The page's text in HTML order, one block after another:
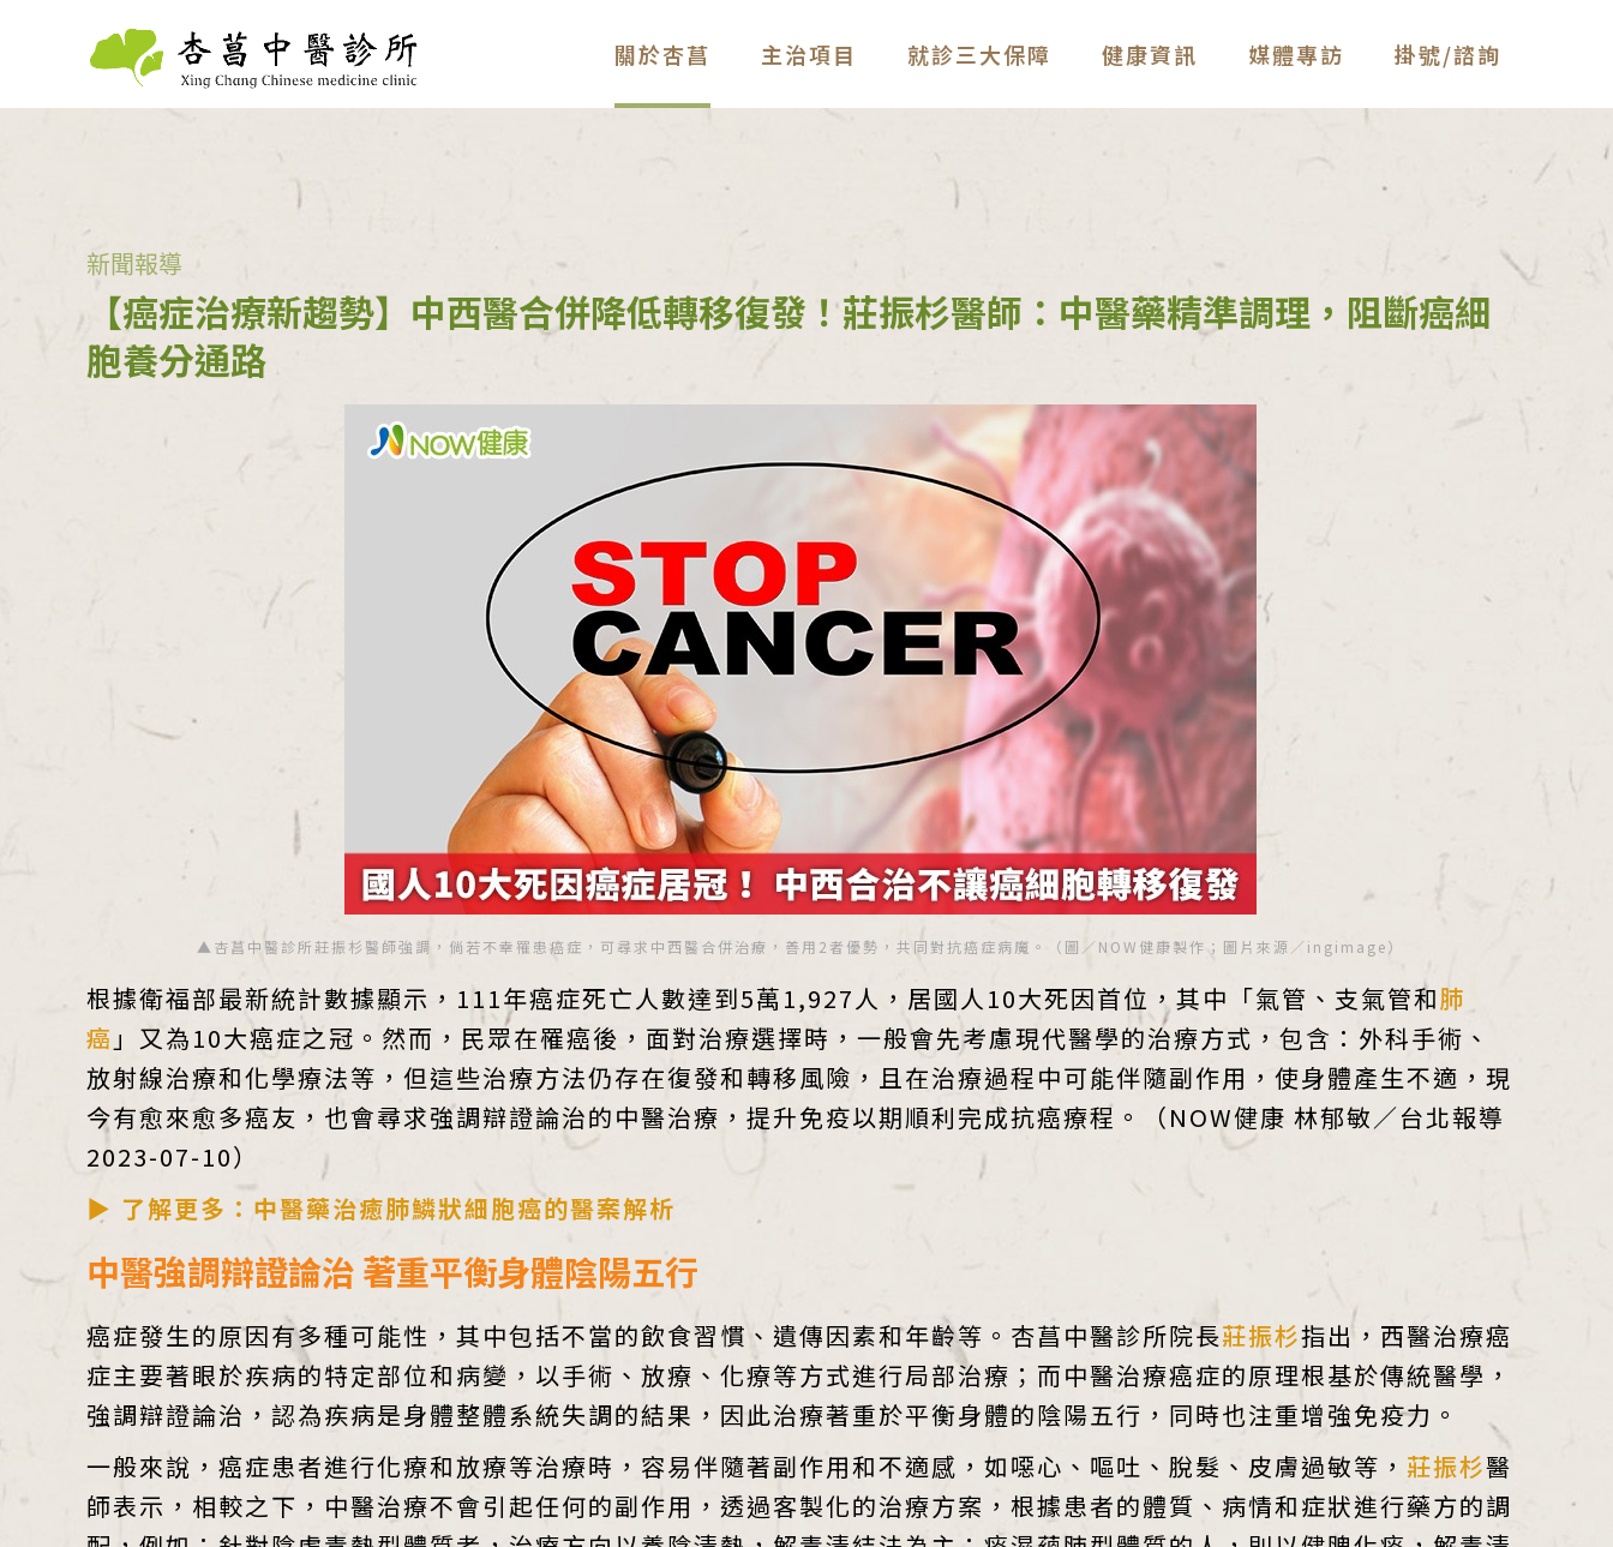
關於杏菖 主治項目 就診三大保障 健康資訊 媒體專訪 掛號/諮詢
新聞報導
【癌症治療新趨勢】中西醫合併降低轉移復發！莊振杉醫師：中醫藥精準調理，阻斷癌細
胞養分通路
▲杏菖中醫診所莊振杉醫師強調，倘若不幸罹患癌症，可尋求中西醫合併治療，善用2者優勢，共同對抗癌症病魔。（圖／NOW健康製作；圖片來源／ingimage）
根據衛福部最新統計數據顯示，111年癌症死亡人數達到5萬1,927人，居國人10大死因首位，其中「氣管、支氣管和肺
癌 」又為10大癌症之冠。然而，民眾在罹癌後，面對治療選擇時，一般會先考慮現代醫學的治療方式，包含：外科手術、
放射線治療和化學療法等，但這些治療方法仍存在復發和轉移風險，且在治療過程中可能伴隨副作用，使身體產生不適，現
今有愈來愈多癌友，也會尋求強調辯證論治的中醫治療，提升免疫以期順利完成抗癌療程。（NOW健康 林郁敏／台北報導
2023-07-10）
▶ 了解更多：中醫藥治癒肺鱗狀細胞癌的醫案解析
中醫強調辯證論治 著重平衡身體陰陽五行
癌症發生的原因有多種可能性，其中包括不當的飲食習慣、遺傳因素和年齡等。杏菖中醫診所院長莊振杉指出，西醫治療癌
症主要著眼於疾病的特定部位和病變，以手術、放療、化療等方式進行局部治療；而中醫治療癌症的原理根基於傳統醫學，
強調辯證論治，認為疾病是身體整體系統失調的結果，因此治療著重於平衡身體的陰陽五行，同時也注重增強免疫力。
一般來說，癌症患者進行化療和放療等治療時，容易伴隨著副作用和不適感，如噁心、嘔吐、脫髮、皮膚過敏等， 莊振杉醫
師表示，相較之下，中醫治療不會引起任何的副作用，透過客製化的治療方案，根據患者的體質、病情和症狀進行藥方的調